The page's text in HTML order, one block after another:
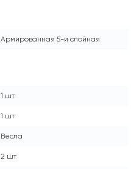
Армированная 5-и слойная
1 шт
1 шт
Весла
2 шт